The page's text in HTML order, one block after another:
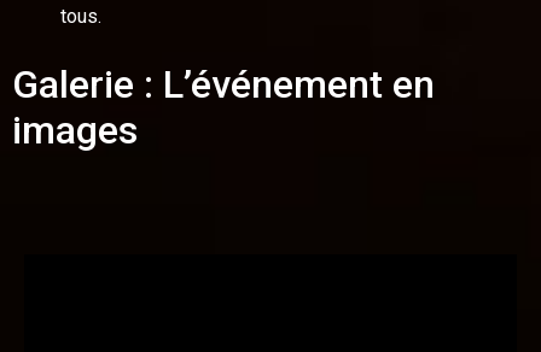
tous.
Galerie : L’événement en
images